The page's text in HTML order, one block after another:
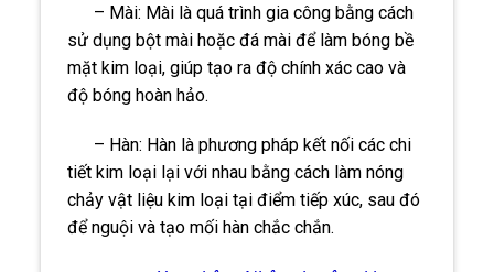
– Mài: Mài là quá trình gia công bằng cách
sử dụng bột mài hoặc đá mài để làm bóng bề
mặt kim loại, giúp tạo ra độ chính xác cao và
độ bóng hoàn hảo.
– Hàn: Hàn là phương pháp kết nối các chi
tiết kim loại lại với nhau bằng cách làm nóng
chảy vật liệu kim loại tại điểm tiếp xúc, sau đó
để nguội và tạo mối hàn chắc chắn.